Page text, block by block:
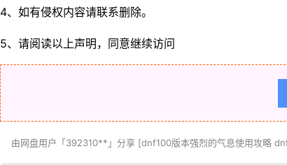
4、如有侵权内容请联系删除。
5、请阅读以上声明，同意继续访问
由网盘用户「392310**」分享 [dnf100版本强烈的气息使用攻略